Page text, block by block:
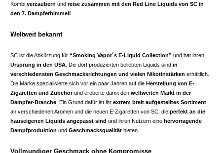
Kombi verzaubern und reise zusammen mit den Red Line Liquids von SC in
den 7. Dampferhimmel!
Weltweit bekannt
SC ist die Abkürzung für “Smoking Vapor´s E-Liquid Collection” und hat ihren
Ursprung in den USA. Die dort produzierten beliebten Liquids sind in
verschiedensten Geschmacksrichtungen und vielen Nikotinstärken erhältlich.
Die Marke spezialisierte sich vor ein paar Jahren auf die Herstellung von E-
Zigaretten und Zubehörund eroberte damit den weltweiten Markt in der
Dampfer-Branche . Ein Grund dafür ist ihr extrem breit aufgestelltes Sortiment
an verschiedenen Aromen und die neuen E-Zigaretten von SC, die perfekt an die
hauseigenen Liquids angepasst sind und ihren Nutzern eine hervorragende
Dampfproduktion und Geschmacksqualität bieten.
Vollmundiger Geschmack ohne Kompromisse